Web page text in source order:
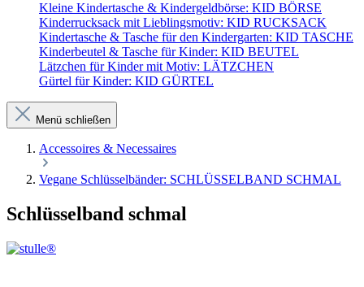
Kleine Kindertasche & Kindergeldbörse: KID BÖRSE
Kinderrucksack mit Lieblingsmotiv: KID RUCKSACK
Kindertasche & Tasche für den Kindergarten: KID TASCHE
Kinderbeutel & Tasche für Kinder: KID BEUTEL
Lätzchen für Kinder mit Motiv: LÄTZCHEN
Gürtel für Kinder: KID GÜRTEL
Menü schließen
Accessoires & Necessaires
Vegane Schlüsselbänder: SCHLÜSSELBAND SCHMAL
Schlüsselband schmal